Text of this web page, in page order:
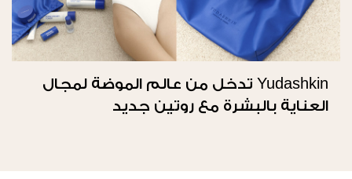
Yudashkin تدخل من عالم الموضة لمجال
العناية بالبشرة مع روتين جديد